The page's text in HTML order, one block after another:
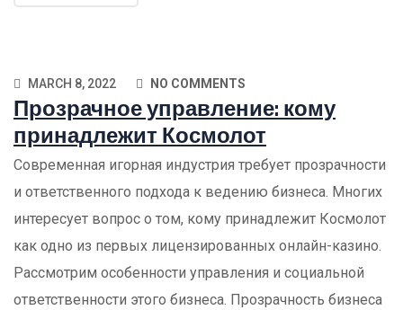
MARCH 8, 2022 NO COMMENTS
Прозрачное управление: кому
принадлежит Космолот
Современная игорная индустрия требует прозрачности
и ответственного подхода к ведению бизнеса. Многих
интересует вопрос о том, кому принадлежит Космолот
как одно из первых лицензированных онлайн-казино.
Рассмотрим особенности управления и социальной
ответственности этого бизнеса. Прозрачность бизнеса